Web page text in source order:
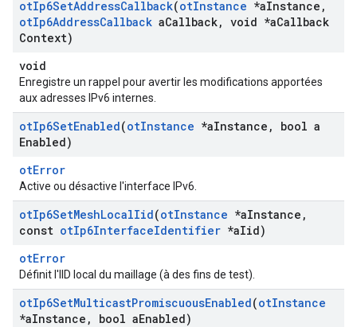
otIp6SetAddressCallback(otInstance *aInstance ,
otIp6AddressCallback aCallback, void *aCallback
Context)
void
Enregistre un rappel pour avertir les modifications apportées
aux adresses IPv6 internes.
otIp6SetEnabled(otInstance *aInstance ,
bool a
Enabled)
otError
Active ou désactive l'interface IPv6.
otIp6SetMeshLocalIid(otInstance *aInstance ,
const otIp6InterfaceIdentifier *aIid)
otError
Définit l'IID local du maillage (à des fins de test).
otIp6SetMulticastPromiscuousEnabled(otInstance
*aInstance , bool aEnabled)